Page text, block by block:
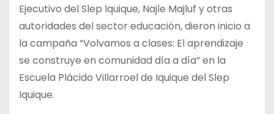
Ejecutivo del Slep Iquique, Najle Majluf y otras
autoridades del sector educación, dieron inicio a
la campaña “Volvamos a clases: El aprendizaje
se construye en comunidad día a día” en la
Escuela Plácido Villarroel de Iquique del Slep
Iquique.